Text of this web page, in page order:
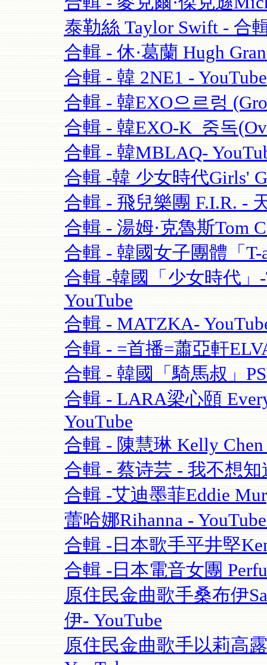
泰勒絲 Taylor Swift - 合
合輯 - 休·葛蘭 Hugh
合輯 - 韓 2NE1 - YouTube
合輯 - 韓EXO으르렁
合輯 - 韓EXO-K_중독
合輯 - 韓MBLAQ-
合輯 -韓 少女時代Girls'
合輯 - 飛兒樂團 F.I.R. -
合輯 - 湯姆·克魯斯Tom
合輯 - 韓國女子團體「T-
合輯 -韓國「少女時代」
YouTube
合輯 - MATZKA-
合輯 - =首播=蕭亞軒
合輯 - 韓國「騎馬叔」
合輯 - LARA梁心頤
YouTube
合輯 - 陳慧琳 Kelly
合輯 - 蔡诗芸 - 我不想知
合輯 -艾迪墨菲Eddie
蕾哈娜Rihanna -
合輯 -日本歌手平井堅
合輯 -日本電音女團
原住民金曲歌手桑布伊
伊- YouTube
原住民金曲歌手以莉高